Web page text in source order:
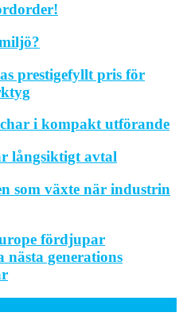
prestigefyllt pris för
i kompakt utförande
långsiktigt avtal
som växte när industrin
fördjupar
nästa generations